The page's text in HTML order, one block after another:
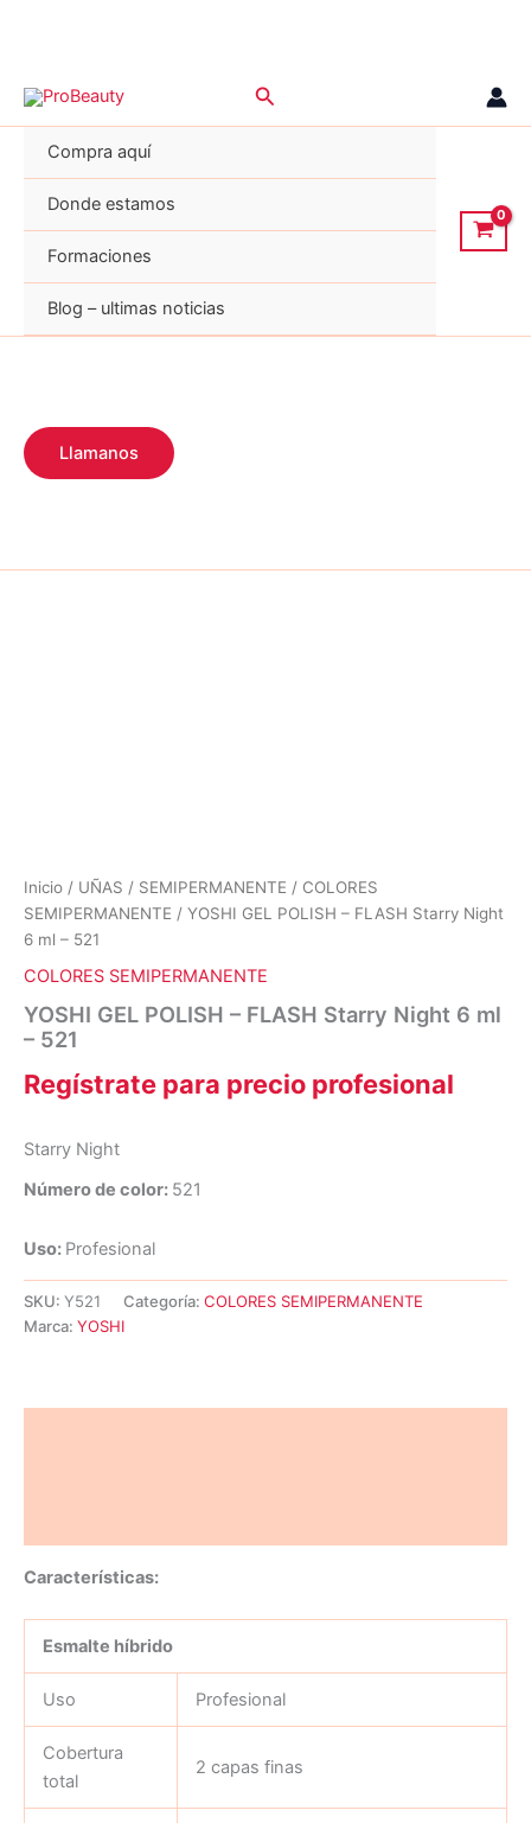
Buscar
Compra aquí
Donde estamos
Formaciones
Blog – ultimas noticias
Llamanos
Inicio / UÑAS / SEMIPERMANENTE / COLORES
SEMIPERMANENTE / YOSHI GEL POLISH – FLASH Starry Night
6 ml – 521
COLORES SEMIPERMANENTE
YOSHI GEL POLISH – FLASH Starry Night 6 ml
– 521
Regístrate para precio profesional
Starry Night
Número de color: 521
Uso: Profesional
SKU: Y521 Categoría: COLORES SEMIPERMANENTE
Marca: YOSHI
Características:
Esmalte híbrido
Uso Profesional
Cobertura
total
2 capas finas